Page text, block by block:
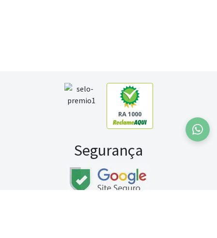
RA 1000
Segurança